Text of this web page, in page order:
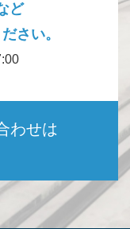
ど
さい。
わせは